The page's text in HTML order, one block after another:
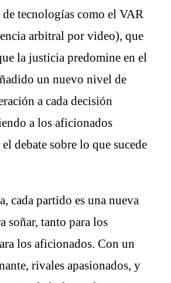
tecnologías como el VAR
arbitral por video), que
la justicia predomine en el
un nuevo nivel de
a cada decisión
a los aficionados
debate sobre lo que sucede
cada partido es una nueva
soñar, tanto para los
los aficionados. Con un
rivales apasionados, y